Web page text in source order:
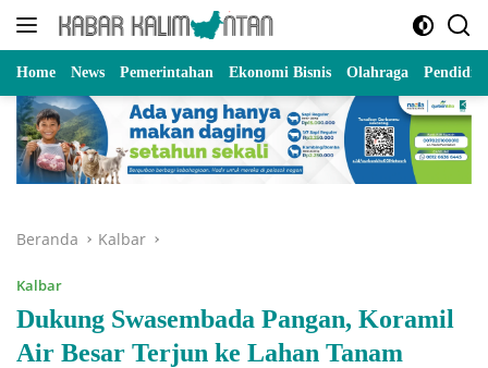
Langsung
Home News Pemerintahan Ekonomi Bisnis Olahraga
Beranda Kalbar
Kalbar
Dukung Swasembada Pangan, Koramil
Air Besar Terjun ke Lahan Tanam